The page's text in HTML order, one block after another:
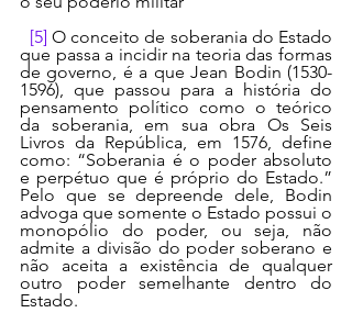
[5] O conceito de soberania do Estado
que passa a incidir na teoria das formas
de governo, é a que Jean Bodin (1530-
1596), que passou para a história do
pensamento político como o teórico
da soberania, em sua obra Os Seis
Livros da República, em 1576, define
como: “Soberania é o poder absoluto
e perpétuo que é próprio do Estado.”
Pelo que se depreende dele, Bodin
advoga que somente o Estado possui o
monopólio do poder, ou seja, não
admite a divisão do poder soberano e
não aceita a existência de qualquer
outro poder semelhante dentro do
Estado.